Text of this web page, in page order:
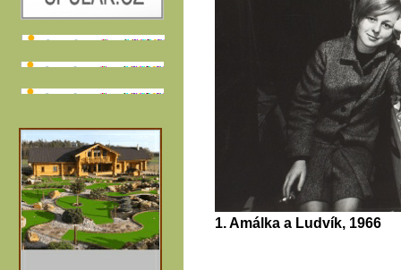
1. Amálka a Ludvík, 1966